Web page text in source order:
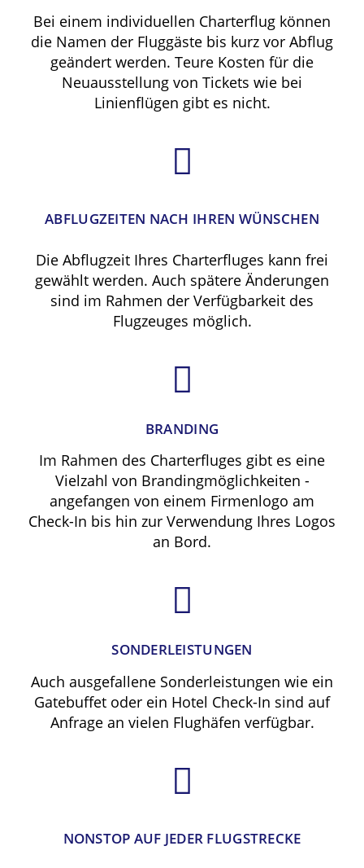
Bei einem individuellen Charterflug können
die Namen der Fluggäste bis kurz vor Abflug
geändert werden. Teure Kosten für die
Neuausstellung von Tickets wie bei
Linienflügen gibt es nicht.
ABFLUGZEITEN NACH IHREN WÜNSCHEN
Die Abflugzeit Ihres Charterfluges kann frei
gewählt werden. Auch spätere Änderungen
sind im Rahmen der Verfügbarkeit des
Flugzeuges möglich.
BRANDING
Im Rahmen des Charterfluges gibt es eine
Vielzahl von Brandingmöglichkeiten -
angefangen von einem Firmenlogo am
Check-In bis hin zur Verwendung Ihres Logos
an Bord.
SONDERLEISTUNGEN
Auch ausgefallene Sonderleistungen wie ein
Gatebuffet oder ein Hotel Check-In sind auf
Anfrage an vielen Flughäfen verfügbar.
NONSTOP AUF JEDER FLUGSTRECKE